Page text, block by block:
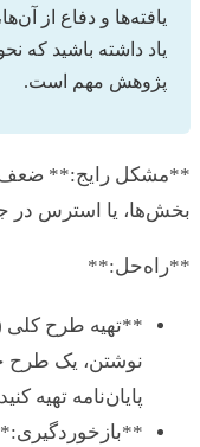
و دفاع از آن‌ها،
داشته باشید که نحوه
مهم است.
رایج:** ضعف در
یا استرس در جلسه
نوشتن، یک طرح
پایان‌نامه تهیه کنید.
**بازخوردگیری:** از